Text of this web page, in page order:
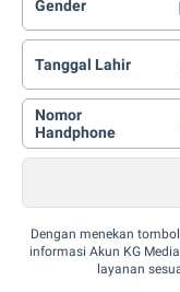
Gender
Tanggal Lahir
Nomor
Handphone
Dengan menekan
informasi Akun KG
layanan